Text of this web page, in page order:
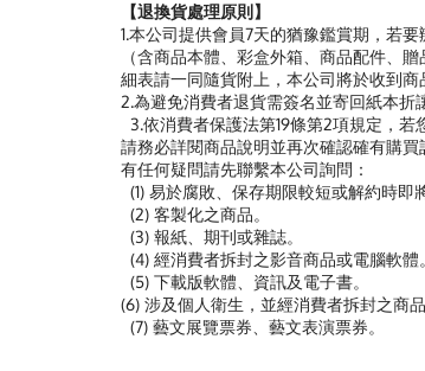
【退換貨處理原則】
1.本公司提供會員7天的猶豫鑑賞期，若
（含商品本體、彩盒外箱、商品配件、
細表請一同隨貨附上，本公司將於收到商
2.為避免消費者退貨需簽名並寄回紙本折
3.依消費者保護法第19條第2項規定，
請務必詳閱商品說明並再次確認確有購
有任何疑問請先聯繫本公司詢問：
(1) 易於腐敗、保存期限較短或解約時即
(2) 客製化之商品。
(3) 報紙、期刊或雜誌。
(4) 經消費者拆封之影音商品或電腦軟體。
(5) 下載版軟體、資訊及電子書。
(6) 涉及個人衛生，並經消費者拆封之商
(7) 藝文展覽票券、藝文表演票券。